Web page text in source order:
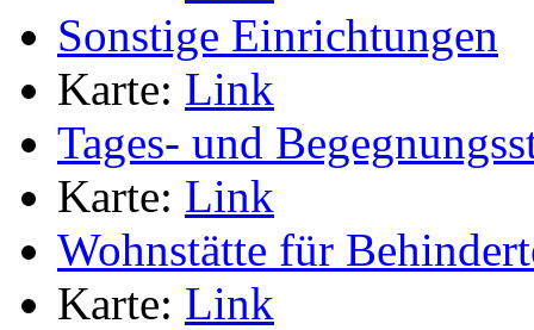
Sonstige Einrichtungen
Karte: Link
Tages- und
Karte: Link
Wohnstätte für
Karte: Link